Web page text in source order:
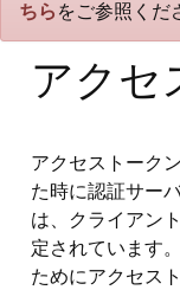
ちら をご参照くだ
アクセ
アクセストーク
た時に認証サー
は、クライアン
定されています
ためにアクセス